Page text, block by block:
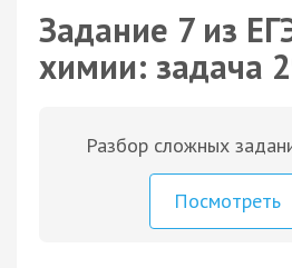
Задание 7 из
химии: задача
Разбор сложных
Посмотреть